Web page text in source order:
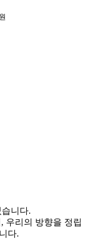
니다.
우리의 방향을 정립
다.